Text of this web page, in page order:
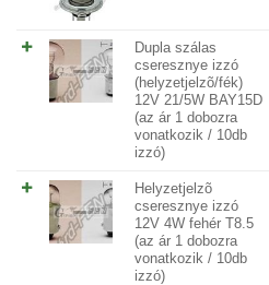
Dupla szálas
cseresznye izzó
(helyzetjelzõ/fék)
12V 21/5W BAY15D
(az ár 1 dobozra
vonatkozik / 10db
izzó)
Helyzetjelzõ
cseresznye izzó
12V 4W fehér T8.5
(az ár 1 dobozra
vonatkozik / 10db
izzó)